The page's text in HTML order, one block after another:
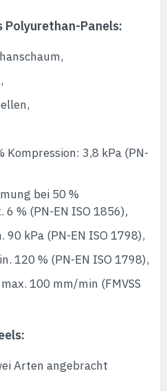
Polyurethan-Panels:
Kompression: 3,8 kPa (PN-
bei 50 %
6 % (PN-EN ISO 1856),
kPa (PN-EN ISO 1798),
120 % (PN-EN ISO 1798),
100 mm/min (FMVSS
Arten angebracht